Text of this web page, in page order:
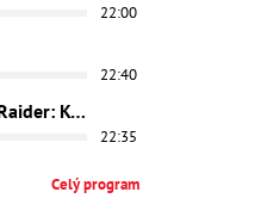
22:00
22:40
Lara Croft - Tomb Raider: Kolíska života
22:35
Celý program